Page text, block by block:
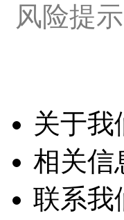
风险提
关于我
相关信
联系我